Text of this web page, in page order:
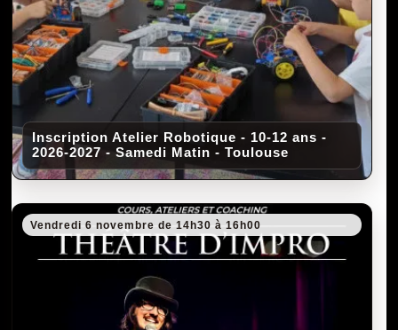
Inscription Atelier Robotique - 10-12 ans -
2026-2027 - Samedi Matin - Toulouse
Vendredi 6 novembre de 14h30 à 16h00